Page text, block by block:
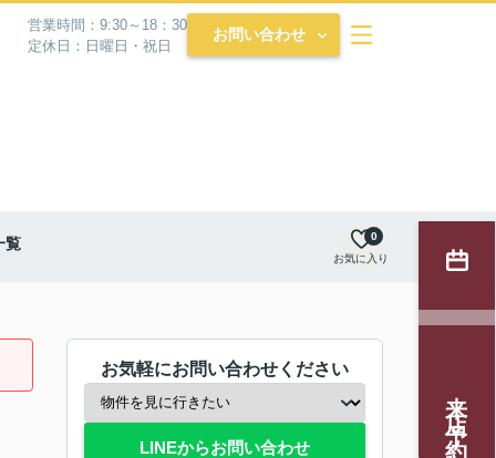
営業時間：9:30～18：30
定休日：日曜日・祝日
お問い合わせ
覧
お気に入り
0
お気軽にお問い合わせください
LINEからお問い合わせ
来店予約